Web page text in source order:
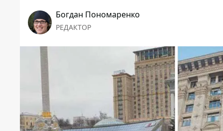
Богдан Пономаренко
РЕДАКТОР